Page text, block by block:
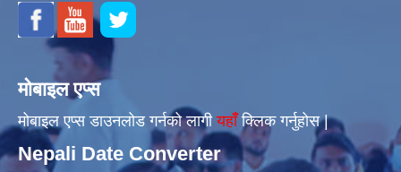
मोबाइल एप्स
मोबाइल एप्स डाउनलोड गर्नको लागीयहाँँक्लिक गर्नुहोस |
Nepali Date Converter